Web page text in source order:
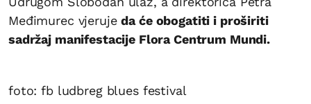
Međimurec vjerujeda će obogatiti i proširiti
sadržaj manifestacije Flora Centrum Mundi.
foto: fb ludbreg blues festival